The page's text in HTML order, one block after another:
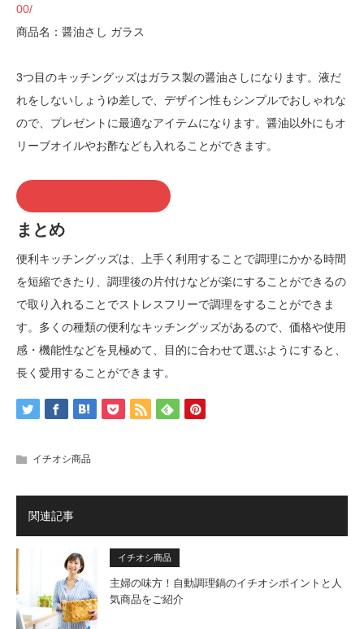
00/
商品名：醤油さし ガラス
3つ目のキッチングッズはガラス製の醤油さしになります。液だ
れをしないしょうゆ差しで、デザイン性もシンプルでおしゃれな
ので、プレゼントに最適なアイテムになります。醤油以外にもオ
リーブオイルやお酢なども入れることができます。
まとめ
便利キッチングッズは、上手く利用することで調理にかかる時間
を短縮できたり、調理後の片付けなどが楽にすることができるの
で取り入れることでストレスフリーで調理をすることができま
す。多くの種類の便利なキッチングッズがあるので、価格や使用
感・機能性などを見極めて、目的に合わせて選ぶようにすると、
長く愛用することができます。
イチオシ商品
関連記事
イチオシ商品
主婦の味方！自動調理鍋のイチオシポイントと人
気商品をご紹介